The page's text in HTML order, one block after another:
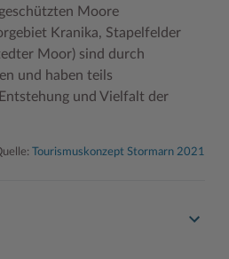
Moore
Kranika, Stapelfelder
Moor) sind durch
und haben teils
und Vielfalt der
Tourismuskonzept Stormarn 2021